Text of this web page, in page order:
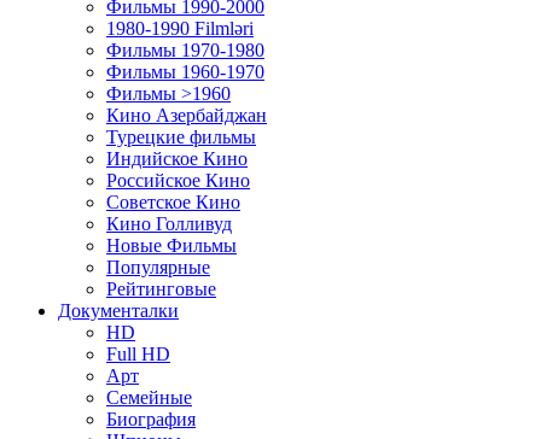
Фильмы 1990-2000
1980-1990 Filmləri
Фильмы 1970-1980
Фильмы 1960-1970
Фильмы >1960
Кино Азербайджан
Турецкие фильмы
Индийское Кино
Российское Кино
Советское Кино
Кино Голливуд
Новые Фильмы
Популярные
Рейтинговые
Документалки
HD
Full HD
Арт
Семейные
Биография